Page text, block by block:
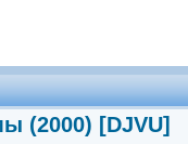
(2000) [DJVU]